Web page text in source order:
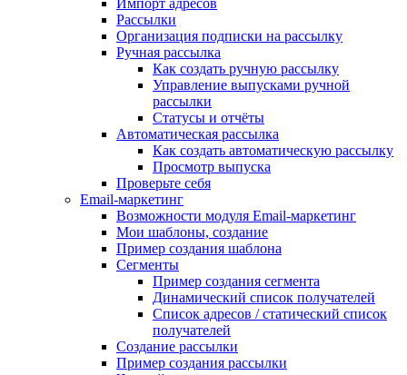
Импорт адресов
Рассылки
Организация подписки на рассылку
Ручная рассылка
Как создать ручную рассылку
Управление выпусками ручной
рассылки
Статусы и отчёты
Автоматическая рассылка
Как создать автоматическую рассылку
Просмотр выпуска
Проверьте себя
Email-маркетинг
Возможности модуля Email-маркетинг
Мои шаблоны, создание
Пример создания шаблона
Сегменты
Пример создания сегмента
Динамический список получателей
Список адресов / статический список
получателей
Создание рассылки
Пример создания рассылки